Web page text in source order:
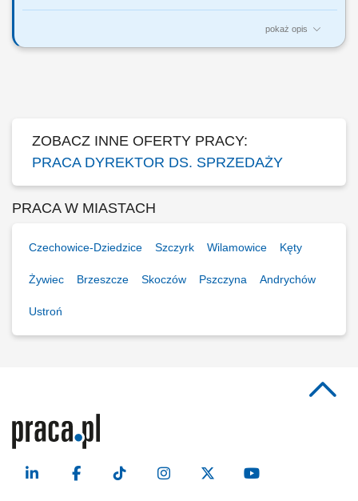
pokaż opis
Za co będziesz odpowiadać: własny biznes przychodowy i zarządzanie
ZOBACZ INNE OFERTY PRACY:
PRACA DYREKTOR DS. SPRZEDAŻY
PRACA W MIASTACH
Czechowice-Dziedzice Szczyrk Wilamowice Kęty
Żywiec Brzeszcze Skoczów Pszczyna Andrychów
Ustroń